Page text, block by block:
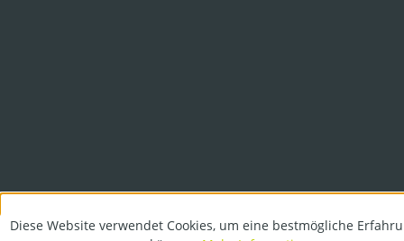
Diese Website verwendet Cookies, um eine bestmögliche